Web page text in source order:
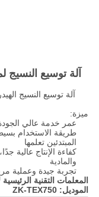
آلة توسيع
آلة توسيع النسيج
ميزة:
عمر خدمة عالي
طريقة الاستخدام
المبتدئين تعلمها
كفاءة الإنتاج عالية
والمادية
تجربة جيدة وعملية
المعلمات التقنية
الموديل: ZK-TEX750